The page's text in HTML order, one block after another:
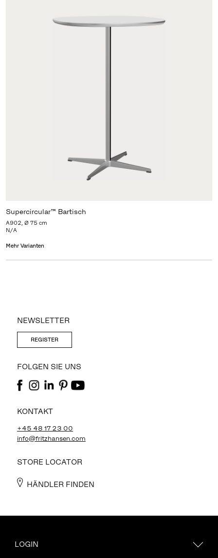
Supercircular™ Bartisch
A902, Ø 75 cm
N/A
Mehr Varianten
NEWSLETTER
REGISTER
FOLGEN SIE UNS
KONTAKT
+45 48 17 23 00
info@fritzhansen.com
STORE LOCATOR
HÄNDLER FINDEN
LOGIN